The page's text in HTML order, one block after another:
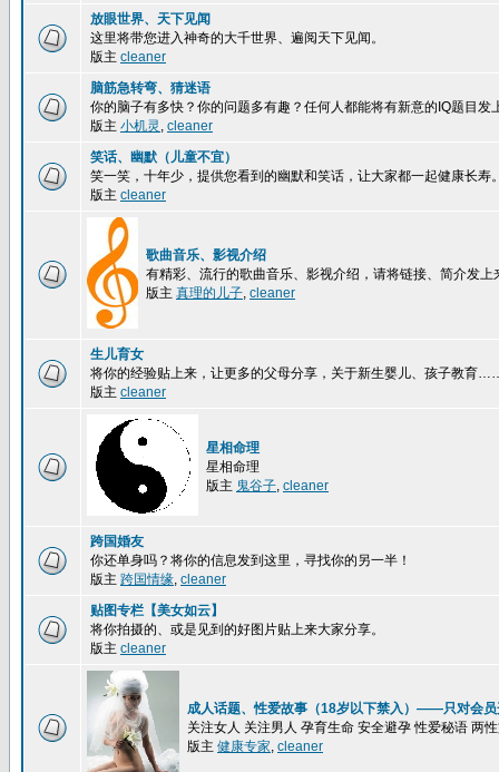
放眼世界、天下见闻
这里将带您进入神奇的大千世界、遍阅天下见闻。
版主 cleaner
脑筋急转弯、猜迷语
你的脑子有多快？你的问题多有趣？任何人都能将有新意的IQ题目发
版主 小机灵 , cleaner
笑话、幽默（儿童不宜）
笑一笑，十年少，提供您看到的幽默和笑话，让大家都一起健康长寿
版主 cleaner
歌曲音乐、影视介绍
有精彩、流行的歌曲音乐、影视介绍，请将链接、简介发上
版主 真理的儿子, cleaner
生儿育女
将你的经验贴上来，让更多的父母分享，关于新生婴儿、孩子教育
版主 cleaner
星相命理
星相命理
版主 鬼谷子, cleaner
跨国婚友
你还单身吗？将你的信息发到这里，寻找你的另一半！
版主 跨国情缘, cleaner
贴图专栏【美女如云】
将你拍摄的、或是见到的好图片贴上来大家分享。
版主 cleaner
成人话题、性爱故事（18岁以下禁入）——只对会员
关注女人 关注男人 孕育生命 安全避孕 性爱秘语 两
版主 健康专家, cleaner